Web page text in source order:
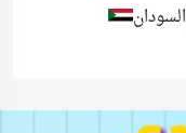
السودان